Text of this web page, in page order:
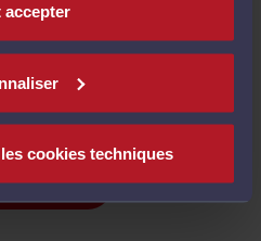
accepter
cookies techniques
travail à durée indéterminée)